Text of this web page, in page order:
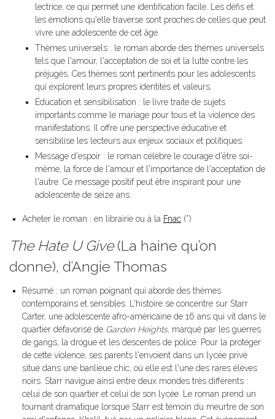
lectrice, ce qui permet une identification facile. Les défis et
les émotions qu'elle traverse sont proches de celles que peut
vivre une adolescente de cet âge.
Thèmes universels : le roman aborde des thèmes universels
tels que l'amour, l'acceptation de soi et la lutte contre les
préjugés. Ces thèmes sont pertinents pour les adolescents
qui explorent leurs propres identités et valeurs.
Éducation et sensibilisation : le livre traite de sujets
importants comme le mariage pour tous et la violence des
manifestations. Il offre une perspective éducative et
sensibilise les lecteurs aux enjeux sociaux et politiques.
Message d'espoir : le roman célèbre le courage d'être soi-
même, la force de l'amour et l'importance de l'acceptation de
l'autre. Ce message positif peut être inspirant pour une
adolescente de seize ans.
Acheter le roman : en librairie ou à la Fnac (*)
The Hate U Give(La haine qu’on
donne), d’Angie Thomas
Résumé : un roman poignant qui aborde des thèmes
contemporains et sensibles. L'histoire se concentre sur Starr
Carter, une adolescente afro-américaine de 16 ans qui vit dans le
quartier défavorisé de Garden Heights, marqué par les guerres
de gangs, la drogue et les descentes de police. Pour la protéger
de cette violence, ses parents l'envoient dans un lycée privé
situé dans une banlieue chic, où elle est l'une des rares élèves
noirs. Starr navigue ainsi entre deux mondes très différents :
celui de son quartier et celui de son lycée. Le roman prend un
tournant dramatique lorsque Starr est témoin du meurtre de son